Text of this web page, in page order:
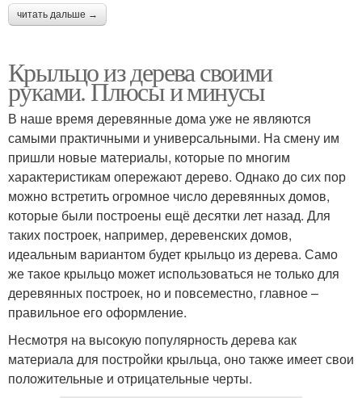
читать дальше →
Крыльцо из дерева своими
руками. Плюсы и минусы
В наше время деревянные дома уже не являются
самыми практичными и универсальными. На смену им
пришли новые материалы, которые по многим
характеристикам опережают дерево. Однако до сих пор
можно встретить огромное число деревянных домов,
которые были построены ещё десятки лет назад. Для
таких построек, например, деревенских домов,
идеальным вариантом будет крыльцо из дерева. Само
же такое крыльцо может использоваться не только для
деревянных построек, но и повсеместно, главное –
правильное его оформление.
Несмотря на высокую популярность дерева как
материала для постройки крыльца, оно также имеет свои
положительные и отрицательные черты.